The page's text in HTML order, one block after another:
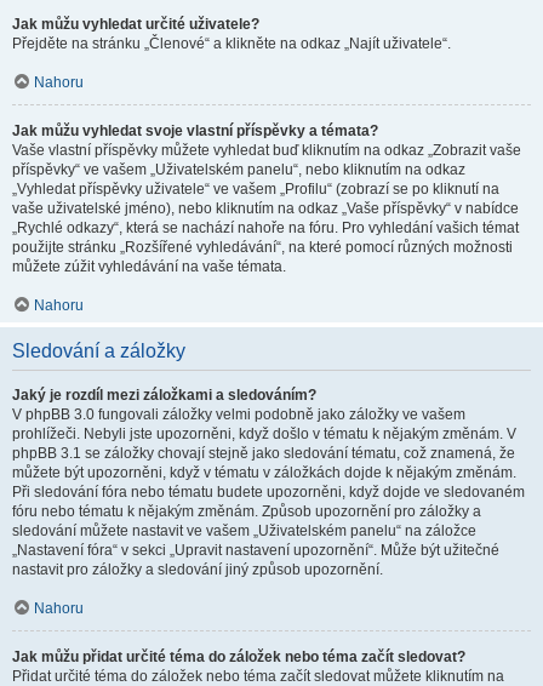
Jak můžu vyhledat určité uživatele?
Přejděte na stránku „Členové“ a klikněte na odkaz „Najít uživatele“.
Nahoru
Jak můžu vyhledat svoje vlastní příspěvky a témata?
Vaše vlastní příspěvky můžete vyhledat buď kliknutím na odkaz „Zobrazit vaše
příspěvky“ ve vašem „Uživatelském panelu“, nebo kliknutím na odkaz
„Vyhledat příspěvky uživatele“ ve vašem „Profilu“ (zobrazí se po kliknutí na
vaše uživatelské jméno), nebo kliknutím na odkaz „Vaše příspěvky“ v nabídce
„Rychlé odkazy“, která se nachází nahoře na fóru. Pro vyhledání vašich témat
použijte stránku „Rozšířené vyhledávání“, na které pomocí různých možnosti
můžete zúžit vyhledávání na vaše témata.
Nahoru
Sledování a záložky
Jaký je rozdíl mezi záložkami a sledováním?
V phpBB 3.0 fungovali záložky velmi podobně jako záložky ve vašem
prohlížeči. Nebyli jste upozorněni, když došlo v tématu k nějakým změnám. V
phpBB 3.1 se záložky chovají stejně jako sledování tématu, což znamená, že
můžete být upozorněni, když v tématu v záložkách dojde k nějakým změnám.
Při sledování fóra nebo tématu budete upozorněni, když dojde ve sledovaném
fóru nebo tématu k nějakým změnám. Způsob upozornění pro záložky a
sledování můžete nastavit ve vašem „Uživatelském panelu“ na záložce
„Nastavení fóra“ v sekci „Upravit nastavení upozornění“. Může být užitečné
nastavit pro záložky a sledování jiný způsob upozornění.
Nahoru
Jak můžu přidat určité téma do záložek nebo téma začít sledovat?
Přidat určité téma do záložek nebo téma začít sledovat můžete kliknutím na